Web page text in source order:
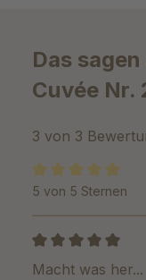
Das
Cuvée
3 von 3
Durchschnittliche
5 von 5 Sternen
Bewertung mit 5
Macht was her...